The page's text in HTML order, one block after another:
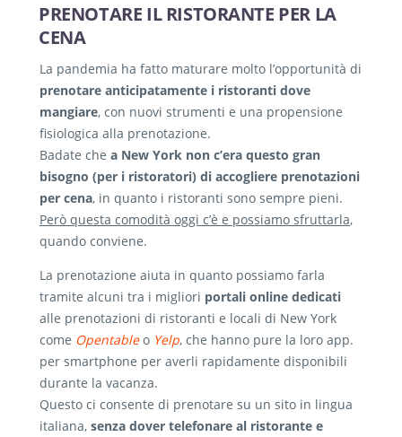
PRENOTARE IL RISTORANTE PER LA
CENA
La pandemia ha fatto maturare molto l’opportunità di
prenotare anticipatamente i ristoranti dove
mangiare, con nuovi strumenti e una propensione
fisiologica alla prenotazione.
Badate che a New York non c’era questo gran
bisogno (per i ristoratori) di accogliere prenotazioni
per cena, in quanto i ristoranti sono sempre pieni.
Però questa comodità oggi c’è e possiamo sfruttarla,
quando conviene.
La prenotazione aiuta in quanto possiamo farla
tramite alcuni tra i migliori portali online dedicati
alle prenotazioni di ristoranti e locali di New York
come Opentableo Yelp, che hanno pure la loro app.
per smartphone per averli rapidamente disponibili
durante la vacanza.
Questo ci consente di prenotare su un sito in lingua
italiana, senza dover telefonare al ristorante e